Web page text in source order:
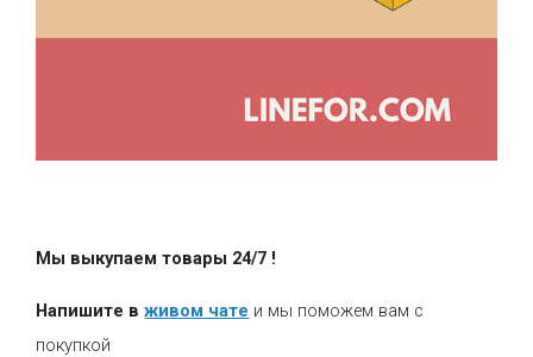
Мы выкупаем товары 24/7 !
Напишите вживом чате и мы поможем вам с
покупкой